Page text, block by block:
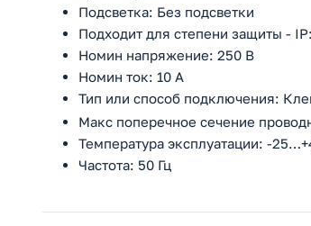
Подсветка: Без подсветки
Подходит для степени защиты -
Номин напряжение: 250 В
Номин ток: 10 А
Тип или способ подключения:
Макс поперечное сечение
Температура эксплуатации: -
Частота: 50 Гц